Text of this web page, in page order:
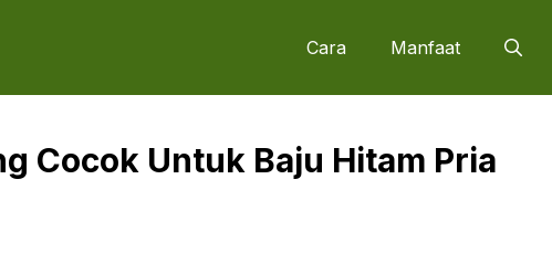
Cara Manfaat
Cocok Untuk Baju Hitam Pria